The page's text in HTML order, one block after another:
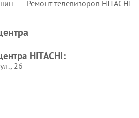
Ремонт телевизоров HITACHI
HITACHI
HITACHI
HITACHI:
26